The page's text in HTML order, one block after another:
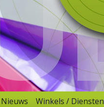
Nieuws Winkels / Diensten